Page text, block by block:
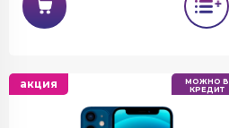
акция
МОЖНО В
КРЕДИТ